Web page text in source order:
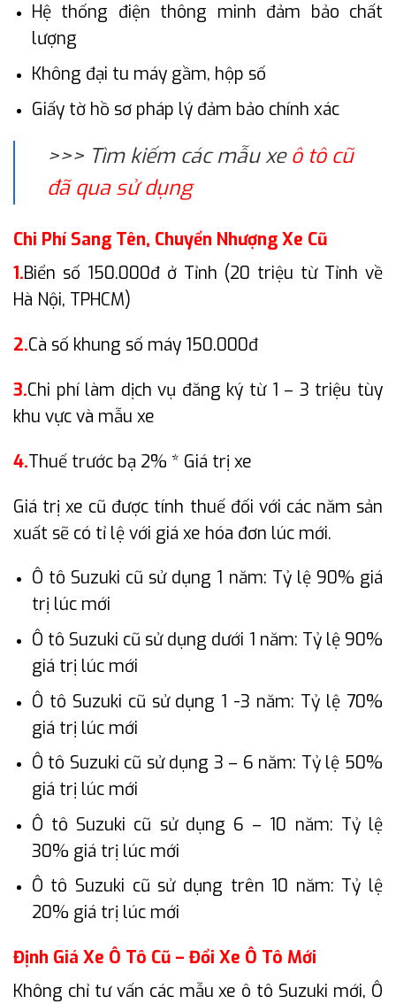
Hệ thống điện thông minh đảm bảo chất
lượng
Không đại tu máy gầm, hộp số
Giấy tờ hồ sơ pháp lý đảm bảo chính xác
>>> Tìm kiếm các mẫu xeô tô cũ
đã qua sử dụng
Chi Phí Sang Tên, Chuyển Nhượng Xe Cũ
1.Biển số 150.000đ ở Tỉnh (20 triệu từ Tỉnh về
Hà Nội, TPHCM)
2.Cà số khung số máy 150.000đ
3.Chi phí làm dịch vụ đăng ký từ 1 – 3 triệu tùy
khu vực và mẫu xe
4.Thuế trước bạ 2% * Giá trị xe
Giá trị xe cũ được tính thuế đối với các năm sản
xuất sẽ có tỉ lệ với giá xe hóa đơn lúc mới.
Ô tô Suzuki cũ sử dụng 1 năm: Tỷ lệ 90% giá
trị lúc mới
Ô tô Suzuki cũ sử dụng dưới 1 năm: Tỷ lệ 90%
giá trị lúc mới
Ô tô Suzuki cũ sử dụng 1 -3 năm: Tỷ lệ 70%
giá trị lúc mới
Ô tô Suzuki cũ sử dụng 3 – 6 năm: Tỷ lệ 50%
giá trị lúc mới
Ô tô Suzuki cũ sử dụng 6 – 10 năm: Tỷ lệ
30% giá trị lúc mới
Ô tô Suzuki cũ sử dụng trên 10 năm: Tỷ lệ
20% giá trị lúc mới
Định Giá Xe Ô Tô Cũ – Đổi Xe Ô Tô Mới
Không chỉ tư vấn các mẫu xe ô tô Suzuki mới, Ô